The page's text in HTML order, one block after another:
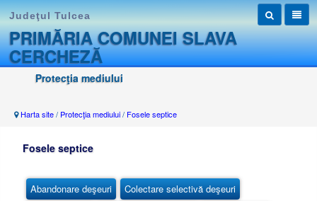
Judeţul Tulcea
PRIMĂRIA COMUNEI SLAVA
CERCHEZĂ
Protecţia mediului
Harta site/ Protecţia mediului/ Fosele septice
Fosele septice
Abandonare deşeuri
Colectare selectivă deşeuri